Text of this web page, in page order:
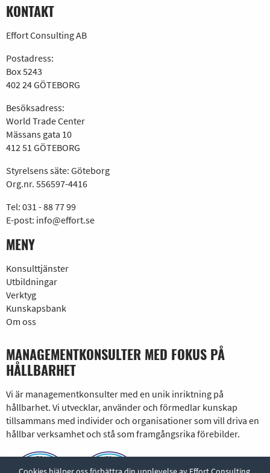
KONTAKT
Effort Consulting AB
Postadress:
Box 5243
402 24 GÖTEBORG
Besöksadress:
World Trade Center
Mässans gata 10
412 51 GÖTEBORG
Styrelsens säte: Göteborg
Org.nr. 556597-4416
Tel: 031 - 88 77 99
E-post: info@effort.se
MENY
Konsulttjänster
Utbildningar
Verktyg
Kunskapsbank
Om oss
MANAGEMENTKONSULTER MED FOKUS PÅ
HÅLLBARHET
Vi är managementkonsulter med en unik inriktning på
hållbarhet. Vi utvecklar, använder och förmedlar kunskap
tillsammans med individer och organisationer som vill driva en
hållbar verksamhet och stå som framgångsrika förebilder.